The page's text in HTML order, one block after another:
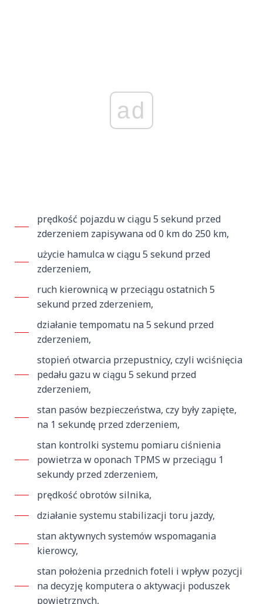
ad
prędkość pojazdu w ciągu 5 sekund przed
zderzeniem zapisywana od 0 km do 250 km,
użycie hamulca w ciągu 5 sekund przed
zderzeniem,
ruch kierownicą w przeciągu ostatnich 5
sekund przed zderzeniem,
działanie tempomatu na 5 sekund przed
zderzeniem,
stopień otwarcia przepustnicy, czyli wciśnięcia
pedału gazu w ciągu 5 sekund przed
zderzeniem,
stan pasów bezpieczeństwa, czy były zapięte,
na 1 sekundę przed zderzeniem,
stan kontrolki systemu pomiaru ciśnienia
powietrza w oponach TPMS w przeciągu 1
sekundy przed zderzeniem,
prędkość obrotów silnika,
działanie systemu stabilizacji toru jazdy,
stan aktywnych systemów wspomagania
kierowcy,
stan położenia przednich foteli i wpływ pozycji
na decyzję komputera o aktywacji poduszek
powietrznych,